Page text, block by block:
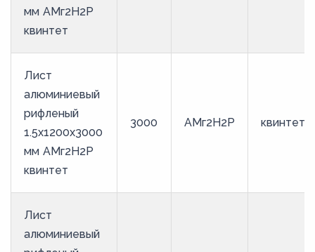
мм АМг2Н2Р
квинтет
Лист
алюминиевый
рифленый
1.5х1200х3000
мм АМг2Н2Р
квинтет
3000 АМг2Н2Р квинтет
Лист
алюминиевый